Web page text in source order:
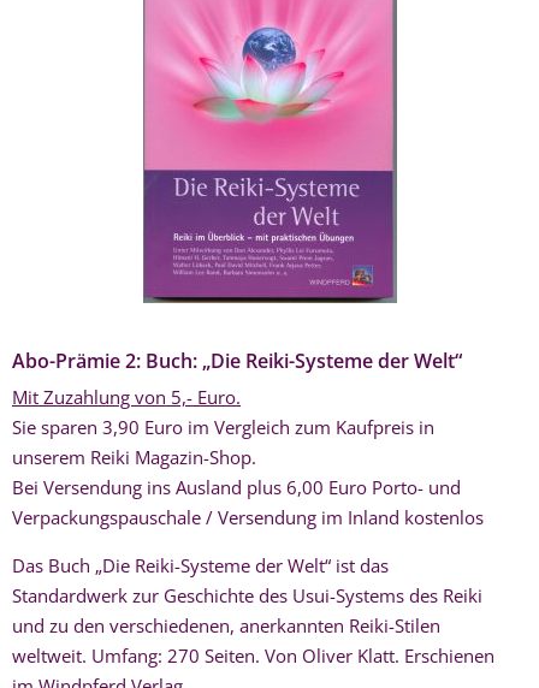
Abo-Prämie 2: Buch: „Die Reiki-Systeme der Welt“
Mit Zuzahlung von 5,- Euro.
Sie sparen 3,90 Euro im Vergleich zum Kaufpreis in
unserem Reiki Magazin-Shop.
Bei Versendung ins Ausland plus 6,00 Euro Porto- und
Verpackungspauschale / Versendung im Inland kostenlos
Das Buch „Die Reiki-Systeme der Welt“ ist das
Standardwerk zur Geschichte des Usui-Systems des Reiki
und zu den verschiedenen, anerkannten Reiki-Stilen
weltweit. Umfang: 270 Seiten. Von Oliver Klatt. Erschienen